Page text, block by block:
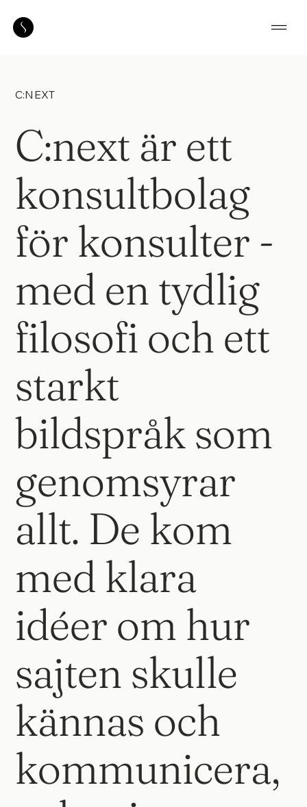
C:NEXT
C:next är ett
konsultbolag
för konsulter -
med en tydlig
filosofi och ett
starkt
bildspråk som
genomsyrar
allt. De kom
med klara
idéer om hur
sajten skulle
kännas och
kommunicera,